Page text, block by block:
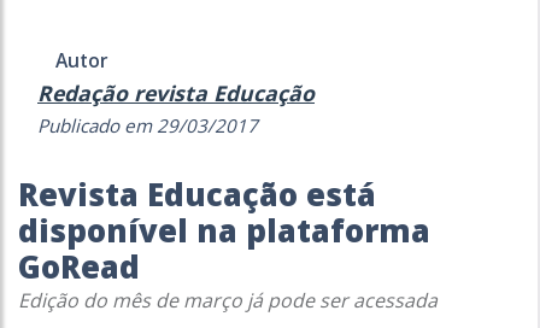
Autor
Redação revista Educação
Publicado em 29/03/2017
Revista Educação está
disponível na plataforma
GoRead
Edição do mês de março já pode ser acessada